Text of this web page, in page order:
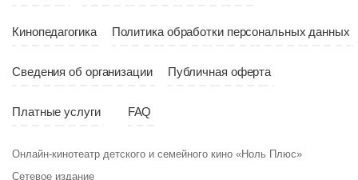
Кинопедагогика Политика обработки персональных данных
Сведения об организации Публичная оферта
Платные услуги FAQ
Онлайн-кинотеатр детского и семейного кино «Ноль Плюс»
Сетевое издание